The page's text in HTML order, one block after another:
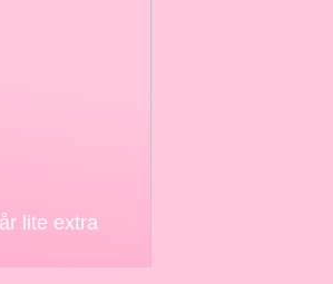
lite extra